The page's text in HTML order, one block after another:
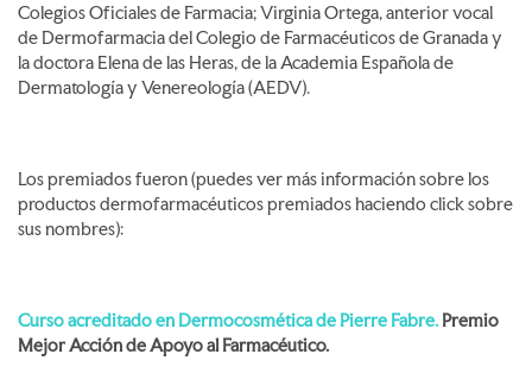
Colegios Oficiales de Farmacia; Virginia Ortega, anterior vocal
de Dermofarmacia del Colegio de Farmacéuticos de Granada y
la doctora Elena de las Heras, de la Academia Española de
Dermatología y Venereología (AEDV).
Los premiados fueron (puedes ver más información sobre los
productos dermofarmacéuticos premiados haciendo click sobre
sus nombres):
Curso acreditado en Dermocosmética de Pierre Fabre.Premio
Mejor Acción de Apoyo al Farmacéutico.